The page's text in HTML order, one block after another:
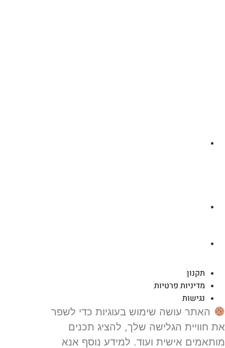
תקנון
מדיניות פרטיות
נגישות
האתר עושה שימוש בעוגיות כדי לשפר
חוויית הגלישה שלך, להציג תכנים
אישית ועוד. למידע נוסף אנא